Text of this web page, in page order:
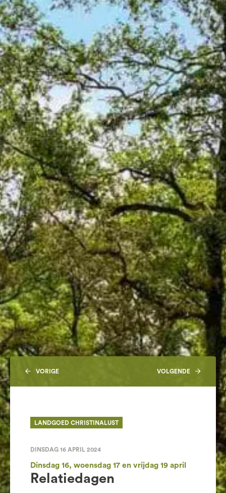
VORIGE VOLGENDE
LANDGOED CHRISTINALUST
DINSDAG 16 APRIL 2024
Dinsdag 16, woensdag 17 en vrijdag 19 april
Relatiedagen